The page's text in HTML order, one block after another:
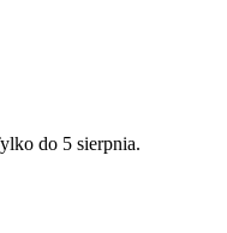
do 5 sierpnia.